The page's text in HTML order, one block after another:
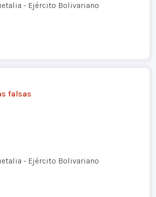
- Ejército Bolivariano
falsas
- Ejército Bolivariano